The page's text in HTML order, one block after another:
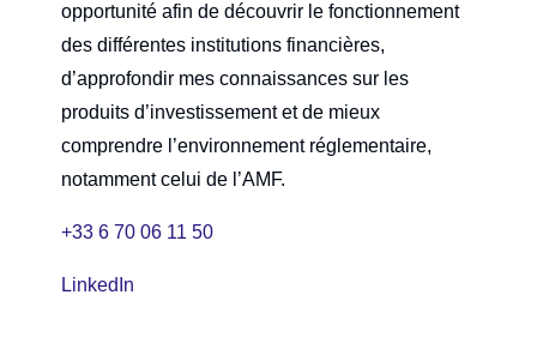
opportunité afin de découvrir le fonctionnement
des différentes institutions financières,
d’approfondir mes connaissances sur les
produits d’investissement et de mieux
comprendre l’environnement réglementaire,
notamment celui de l’AMF.
+33 6 70 06 11 50
LinkedIn